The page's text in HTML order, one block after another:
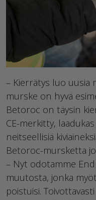
– Kierrätys luo uusia
murske on hyvä
Betoroc on täysin
CE-merkitty,
neitseellisiä
Betoroc-mursketta
– Nyt odotamme
muutosta, jonka
poistuisi.